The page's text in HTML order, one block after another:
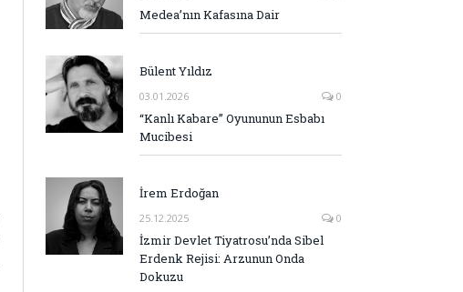
Medea’nın Kafasına Dair
Bülent Yıldız
03.01.2026 0
“Kanlı Kabare” Oyununun Esbabı
Mucibesi
İrem Erdoğan
25.12.2025 0
İzmir Devlet Tiyatrosu’nda Sibel
Erdenk Rejisi: Arzunun Onda
Dokuzu